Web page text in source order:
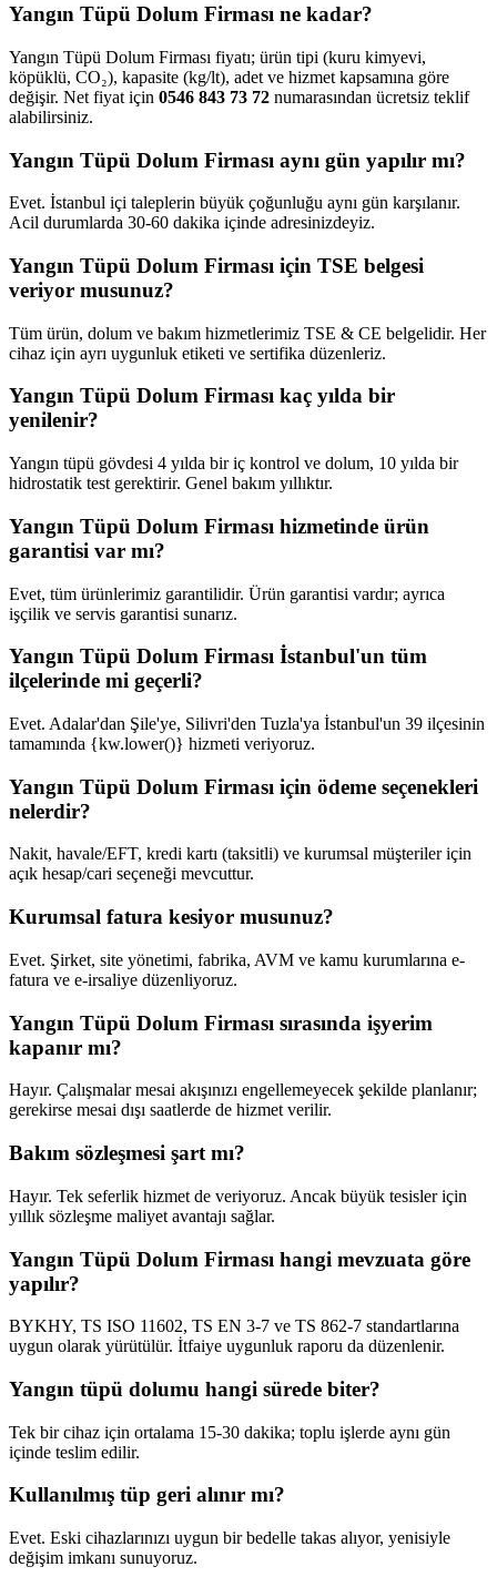
Yangın Tüpü Dolum Firması ne kadar?
Yangın Tüpü Dolum Firması fiyatı; ürün tipi (kuru kimyevi,
köpüklü, CO₂), kapasite (kg/lt), adet ve hizmet kapsamına göre
değişir. Net fiyat için 0546 843 73 72 numarasından ücretsiz teklif
alabilirsiniz.
Yangın Tüpü Dolum Firması aynı gün yapılır mı?
Evet. İstanbul içi taleplerin büyük çoğunluğu aynı gün karşılanır.
Acil durumlarda 30-60 dakika içinde adresinizdeyiz.
Yangın Tüpü Dolum Firması için TSE belgesi
veriyor musunuz?
Tüm ürün, dolum ve bakım hizmetlerimiz TSE & CE belgelidir. Her
cihaz için ayrı uygunluk etiketi ve sertifika düzenleriz.
Yangın Tüpü Dolum Firması kaç yılda bir
yenilenir?
Yangın tüpü gövdesi 4 yılda bir iç kontrol ve dolum, 10 yılda bir
hidrostatik test gerektirir. Genel bakım yıllıktır.
Yangın Tüpü Dolum Firması hizmetinde ürün
garantisi var mı?
Evet, tüm ürünlerimiz garantilidir. Ürün garantisi vardır; ayrıca
işçilik ve servis garantisi sunarız.
Yangın Tüpü Dolum Firması İstanbul'un tüm
ilçelerinde mi geçerli?
Evet. Adalar'dan Şile'ye, Silivri'den Tuzla'ya İstanbul'un 39 ilçesinin
tamamında {kw.lower()} hizmeti veriyoruz.
Yangın Tüpü Dolum Firması için ödeme seçenekleri
nelerdir?
Nakit, havale/EFT, kredi kartı (taksitli) ve kurumsal müşteriler için
açık hesap/cari seçeneği mevcuttur.
Kurumsal fatura kesiyor musunuz?
Evet. Şirket, site yönetimi, fabrika, AVM ve kamu kurumlarına e-
fatura ve e-irsaliye düzenliyoruz.
Yangın Tüpü Dolum Firması sırasında işyerim
kapanır mı?
Hayır. Çalışmalar mesai akışınızı engellemeyecek şekilde planlanır;
gerekirse mesai dışı saatlerde de hizmet verilir.
Bakım sözleşmesi şart mı?
Hayır. Tek seferlik hizmet de veriyoruz. Ancak büyük tesisler için
yıllık sözleşme maliyet avantajı sağlar.
Yangın Tüpü Dolum Firması hangi mevzuata göre
yapılır?
BYKHY, TS ISO 11602, TS EN 3-7 ve TS 862-7 standartlarına
uygun olarak yürütülür. İtfaiye uygunluk raporu da düzenlenir.
Yangın tüpü dolumu hangi sürede biter?
Tek bir cihaz için ortalama 15-30 dakika; toplu işlerde aynı gün
içinde teslim edilir.
Kullanılmış tüp geri alınır mı?
Evet. Eski cihazlarınızı uygun bir bedelle takas alıyor, yenisiyle
değişim imkanı sunuyoruz.